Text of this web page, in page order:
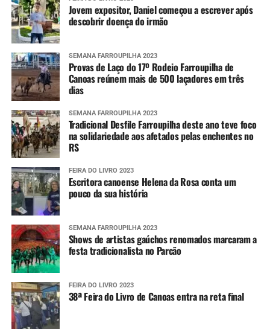
Jovem expositor, Daniel começou a escrever após
descobrir doença do irmão
SEMANA FARROUPILHA 2023
Provas de Laço do 17º Rodeio Farroupilha de
Canoas reúnem mais de 500 laçadores em três
dias
SEMANA FARROUPILHA 2023
Tradicional Desfile Farroupilha deste ano teve foco
na solidariedade aos afetados pelas enchentes no
RS
FEIRA DO LIVRO 2023
Escritora canoense Helena da Rosa conta um
pouco da sua história
SEMANA FARROUPILHA 2023
Shows de artistas gaúchos renomados marcaram a
festa tradicionalista no Parcão
FEIRA DO LIVRO 2023
38ª Feira do Livro de Canoas entra na reta final